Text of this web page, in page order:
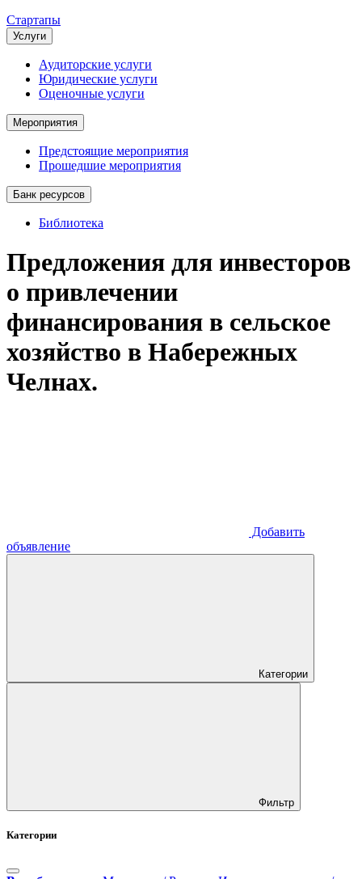
Стартапы
Услуги
Аудиторские услуги
Юридические услуги
Оценочные услуги
Мероприятия
Предстоящие мероприятия
Прошедшие мероприятия
Банк ресурсов
Библиотека
Предложения для инвесторов
о привлечении
финансирования в сельское
хозяйство в Набережных
Челнах.
Добавить
объявление
Категории
Фильтр
Категории